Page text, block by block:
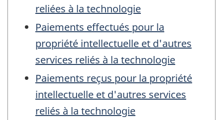
reliées à la technologie
Paiements effectués pour la
propriété intellectuelle et d'autres
services reliés à la technologie
Paiements reçus pour la propriété
intellectuelle et d'autres services
reliés à la technologie